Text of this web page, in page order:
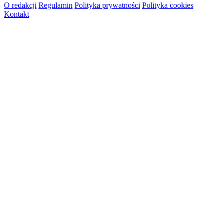
O redakcji Regulamin Polityka prywatności Polityka cookies
Kontakt